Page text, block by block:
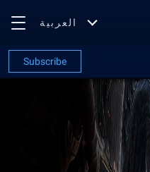
العربية
Subscribe